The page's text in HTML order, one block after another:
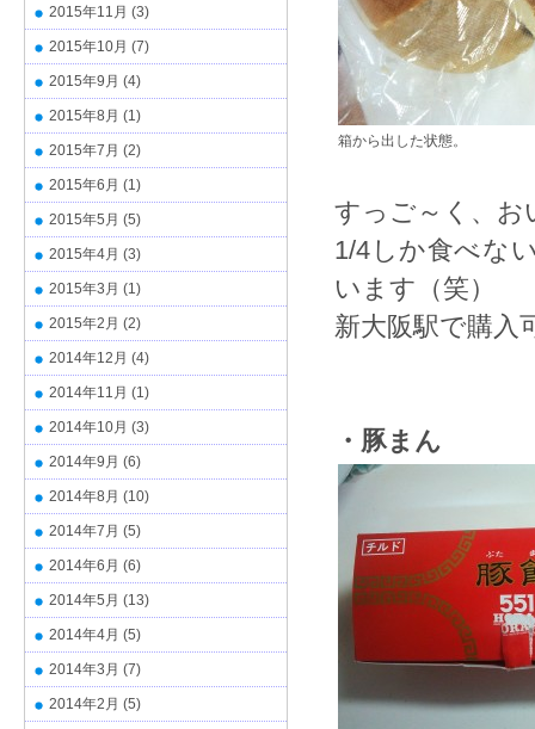
箱から出した状態。
すっご～く、お
1/4しか食べな
います（笑）
新大阪駅で購入
・豚まん
2015年11月 (3)
2015年10月 (7)
2015年9月 (4)
2015年8月 (1)
2015年7月 (2)
2015年6月 (1)
2015年5月 (5)
2015年4月 (3)
2015年3月 (1)
2015年2月 (2)
2014年12月 (4)
2014年11月 (1)
2014年10月 (3)
2014年9月 (6)
2014年8月 (10)
2014年7月 (5)
2014年6月 (6)
2014年5月 (13)
2014年4月 (5)
2014年3月 (7)
2014年2月 (5)